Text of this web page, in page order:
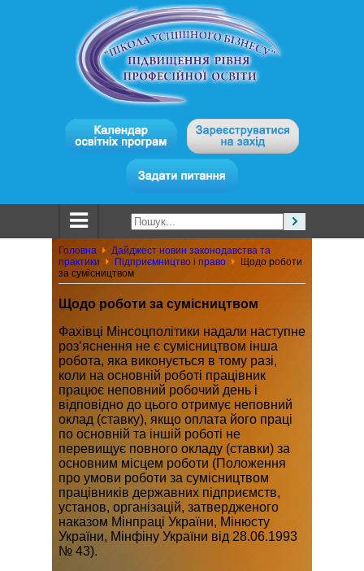
Головна
Дайджест новин законодавства та
практики
Підприємництво і право
Щодо роботи
за сумісництвом
Щодо роботи за сумісництвом
Фахівці Мінсоцполітики надали наступне
роз’яснення не є сумісництвом інша
робота, яка виконується в тому разі,
коли на основній роботі працівник
працює неповний робочий день і
відповідно до цього отримує неповний
оклад (ставку), якщо оплата його праці
по основній та іншій роботі не
перевищує повного окладу (ставки) за
основним місцем роботи (Положення
про умови роботи за сумісництвом
працівників державних підприємств,
установ, організацій, затвердженого
наказом Мінпраці України, Мінюсту
України, Мінфіну України від 28.06.1993
№ 43).